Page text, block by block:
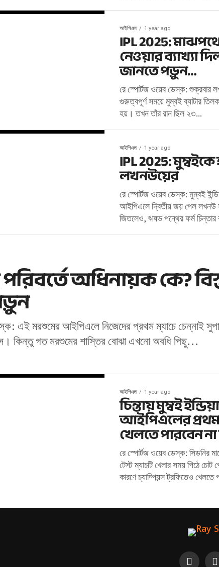
আইপিএল 1 year ago
IPL 2025:
নেওয়ার ব্যাখ্যা
জানতে পড়ুন…
রে স্পোর্টজ ওয়েব ডেস্ক: শুক্রবার
গুরুত্বপূর্ণ সময়ে মুম্বই ব্যাটার তিলক
হয়। তখন তাঁর রান ছিল ২৩...
আইপিএল 1 year ago
IPL 2025:
লখনউয়ের
রে স্পোর্টজ ওয়েব ডেস্ক: মুম্বই
আইপিএলে দ্বিতীয় জয় পেল লখনউ
জিতলেও, ঋষভ পন্থের ফর্ম চিন্তার
পরিবর্তে অধিনায়ক কে?
এই মরশুমের আইপিএলে নিজেদের প্রথম ম্যাচে চেন্নাই
কিন্তু গত মরশুমের শাস্তির বোঝা এখনো অবধি পিছু...
আইপিএল 1 year ago
চিন্তায় মুম্বই
আইপিএলের প্রথম
খেলতে পারবেন
রে স্পোর্টজ ওয়েব ডেস্ক: সিডনির
টেস্ট ম্যাচটি খেলার সময় পিঠে
কারণে চ্যাম্পিয়ন্স ট্রফিতেও খেলতে